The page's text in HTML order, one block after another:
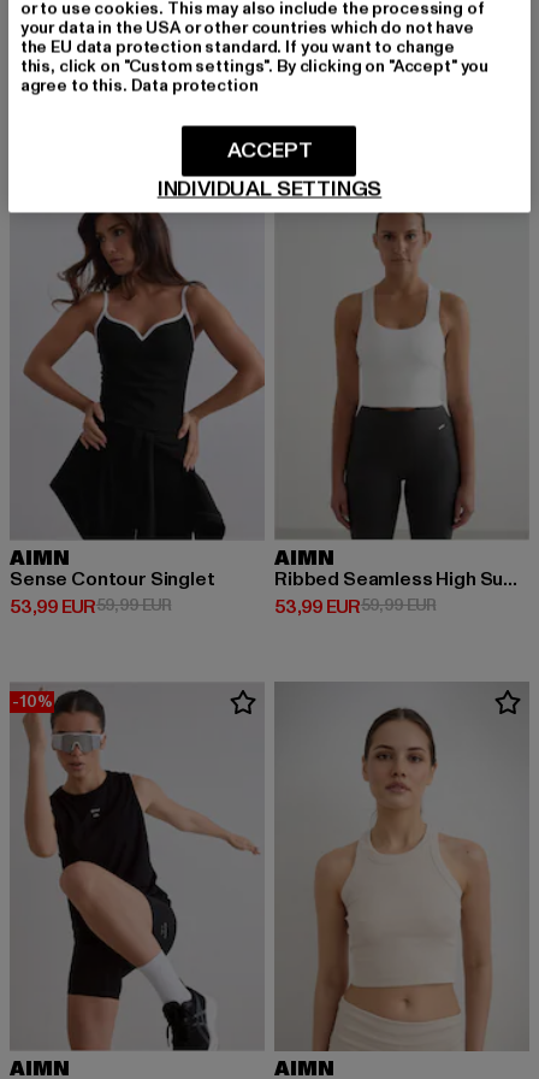
AIMN
Sense Contour Singlet
53,99 EUR
Derzeitiger Preis: 53,99 EUR
59,99 EUR Aktionspreis: 59,99 EUR
AIMN
Sense Contour
AIMN
Sense Contour Singlet
53,99 EUR
Derzeitiger Preis: 53,99 EUR
59,99 EURAktionspreis: 59,99 EUR
-10%
AIMN
Ribbed Seamless High Support
53,99 EUR
Derzeitiger Preis: 53,99 EUR
59,99 EURAktionspreis:
-10%
AIMN AIMN
or to use cookies. This may also include the processing of
your data in the USA or other countries which do not have
the EU data protection standard. If you want to change
this, click on "Custom settings". By clicking on "Accept" you
agree to this. Data protection
INDIVIDUAL SETTINGS
ACCEPT